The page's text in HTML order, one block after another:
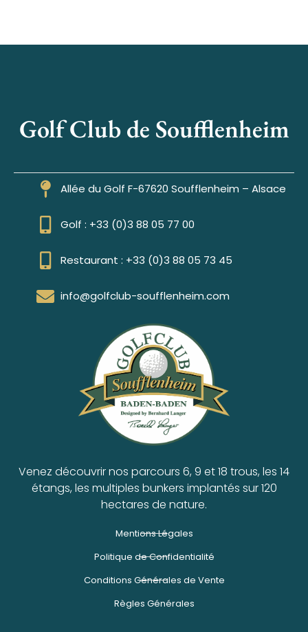
Golf Club de Soufflenheim
Allée du Golf F-67620 Soufflenheim – Alsace
Golf : +33 (0)3 88 05 77 00
Restaurant : +33 (0)3 88 05 73 45
info@golfclub-soufflenheim.com
Venez découvrir nos parcours 6, 9 et 18 trous, les 14
étangs, les multiples bunkers implantés sur 120
hectares de nature.
Mentions Légales
Politique de Confidentialité
Conditions Générales de Vente
Règles Générales